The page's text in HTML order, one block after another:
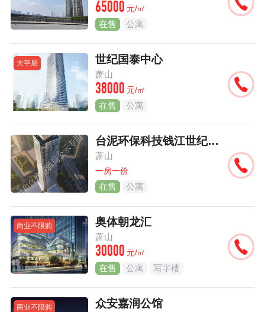
65000 元/㎡
在售 公寓
大平层 世纪国泰中心
萧山
38000 元/㎡
在售 公寓
台泥环保科技钱江世纪城项目
萧山
一房一价
在售 公寓
商业不限购 奥体朝龙汇
萧山
30000 元/㎡
在售 公寓 写字楼
商业不限购 众安嘉润公馆